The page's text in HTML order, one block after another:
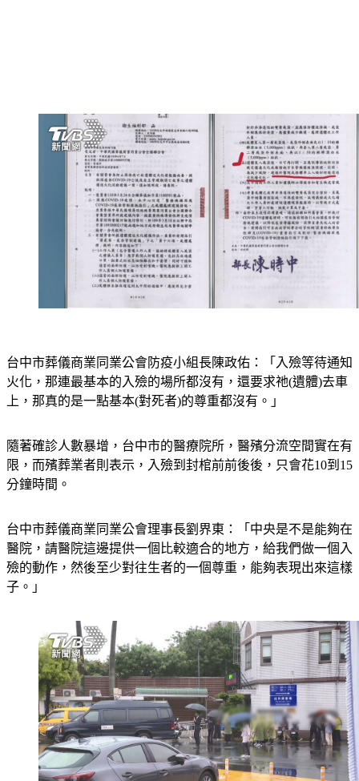
台中市葬儀商業同業公會防疫小組長陳政佑：「入殮等待通知
火化，那連最基本的入殮的場所都沒有，還要求祂(遺體)去車
上，那真的是一點基本(對死者)的尊重都沒有。」
隨著確診人數暴增，台中市的醫療院所，醫殯分流空間實在有
限，而殯葬業者則表示，入殮到封棺前前後後，只會花10到15
分鐘時間。
台中市葬儀商業同業公會理事長劉界東：「中央是不是能夠在
醫院，請醫院這邊提供一個比較適合的地方，給我們做一個入
殮的動作，然後至少對往生者的一個尊重，能夠表現出來這樣
子。」